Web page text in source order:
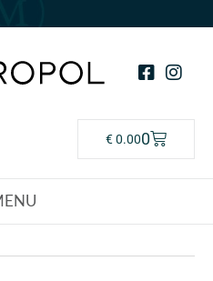
€0.000